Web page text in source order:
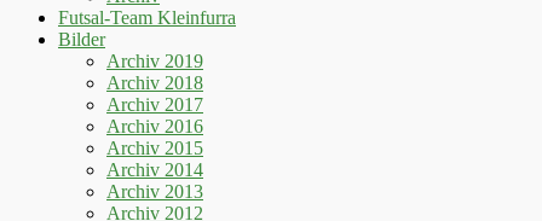
Futsal-Team Kleinfurra
Bilder
Archiv 2019
Archiv 2018
Archiv 2017
Archiv 2016
Archiv 2015
Archiv 2014
Archiv 2013
Archiv 2012